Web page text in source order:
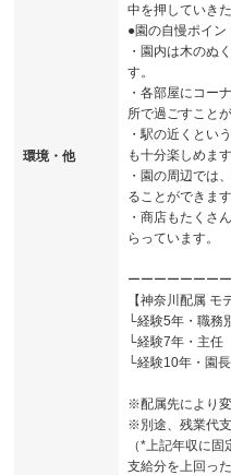
環境・他
中を押していき
●園の自慢ポイン
・園内は木のぬ
す。
・各部屋にコー
所で過ごすこと
・駅の近くとい
も十分楽しめます
・園の周辺では
ることができます
・商店もたくさ
らっています。
ーーーーーーー
【神奈川配属 モ
└経験5年・職
└経験7年・主
└経験10年・園
※配属先により
※別途、残業代
（*上記年収に
支給分を上回っ